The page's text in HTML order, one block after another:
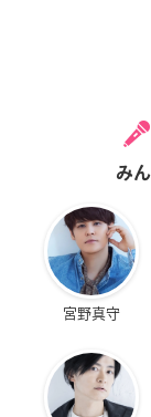
み
宮野真守